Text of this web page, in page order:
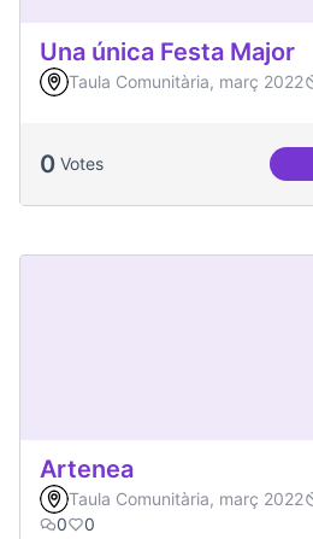
Una única Festa Major
Taula Comunitària, març 2022
0 Votes
Artenea
Taula Comunitària, març 2022
0
0